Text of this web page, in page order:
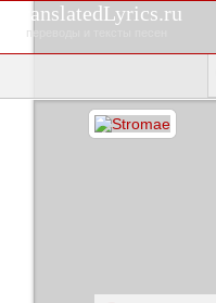
TranslatedLyrics.ru
переводы и тексты песен